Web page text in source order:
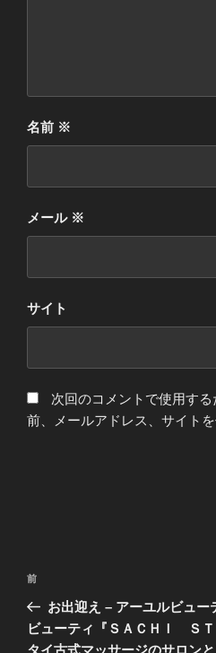
名前 ※
メール ※
サイト
次回のコメントで使用す
前、メールアドレス、サイトを
投
ナ
ビ
前
の
投
稿
前
お出迎え – アーユルビュ
ビューティ『ＳＡＣＨＩ Ｓ
タイ古式マッサージのサロン